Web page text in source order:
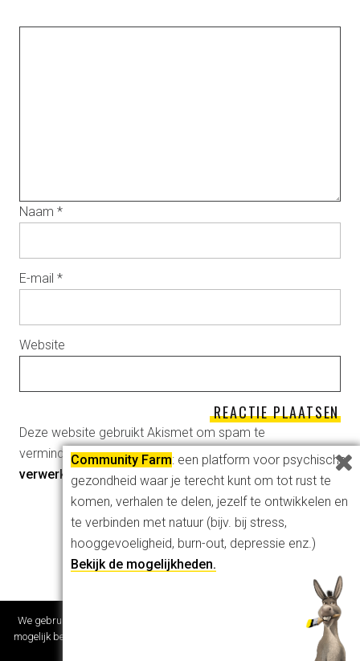
Naam *
E-mail *
Website
Deze website gebruikt Akismet om spam te
verminderen.Bekijk hoe je reactie-gegevens worden
verwerkt
.
We gebruiken cookies om er zeker van te zijn dat je onze website zo goed
mogelijk beleeft. Als je deze website blijft gebruiken gaan we ervan uit dat
Community Farm: een platform voor psychische
gezondheid waar je terecht kunt om tot rust te
komen, verhalen te delen, jezelf te ontwikkelen en
te verbinden met natuur (bijv. bij stress,
hooggevoeligheid, burn-out, depressie enz.)
Bekijk de mogelijkheden.